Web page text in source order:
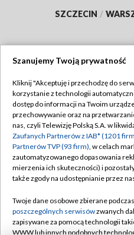
SZCZECIN /
Abonament TVP
Emisja w TVP
Centrum informacji TVP
Naziemna Telewizja
Rada Programowa
System NOS
Polityka
Szanujemy Twoją prywatność
Kliknij "Akceptuję i przechodzę do
korzystanie z technologii
dostęp do informacji na Twoim
przechowywanie oraz na
nas, czyli Telewizję Polską S.A. w
Zaufanych Partnerów z IAB* (1201
Partnerów TVP (93 firm), w celach
zautomatyzowanego dopasowania
mierzenia ich skuteczności) i
także zgody na udostępnianie przez
Twoje dane osobowe zbierane
poszczególnych serwisówzwanych
zapisywane za pomocą technologii
WWW lub innych podobnych